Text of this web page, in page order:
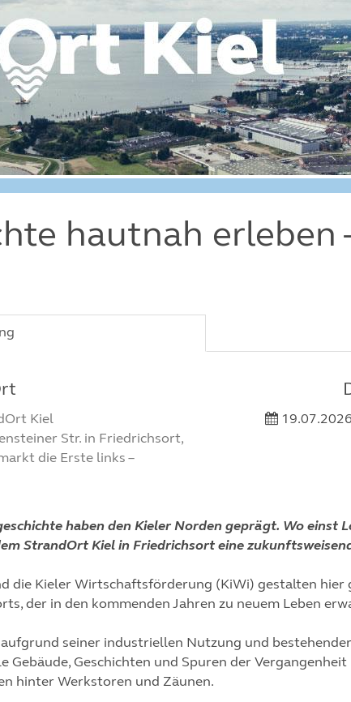
hautnah erleben
Kiel
Str. in Friedrichsort,
die Erste links –
haben den Kieler Norden geprägt. Wo einst
StrandOrt Kiel in Friedrichsort eine
die Kieler Wirtschaftsförderung (KiWi) gestalten hier
der in den kommenden Jahren zu neuem Leben
aufgrund seiner industriellen Nutzung und
Gebäude, Geschichten und Spuren der
hinter Werkstoren und Zäunen.